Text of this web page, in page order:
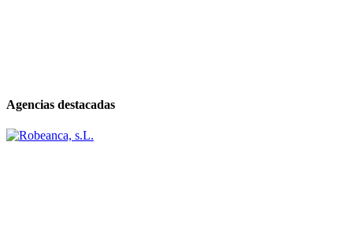
Agencias destacadas